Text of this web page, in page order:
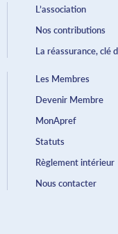
L’association
Nos contributions
La réassurance, clé
Les Membres
Devenir Membre
MonApref
Statuts
Règlement intérieur
Nous contacter